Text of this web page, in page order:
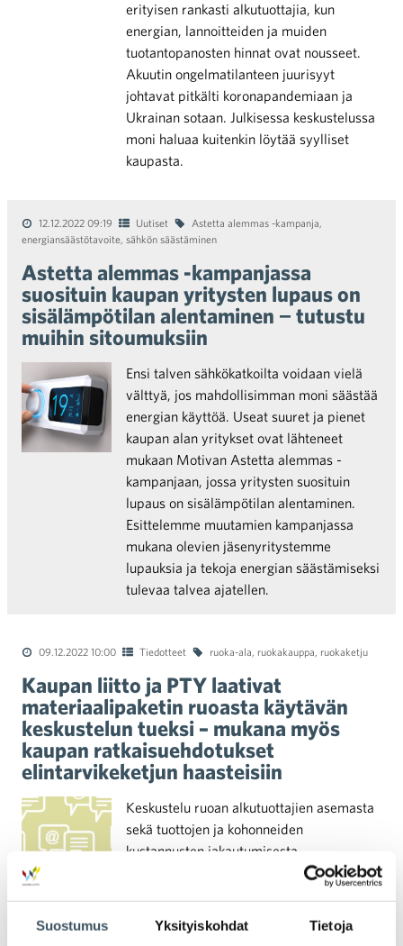
Suostumus Yksityiskohdat Tietoja
erityisen rankasti alkutuottajia, kun
energian, lannoitteiden ja muiden
tuotantopanosten hinnat ovat nousseet.
Akuutin ongelmatilanteen juurisyyt
johtavat pitkälti koronapandemiaan ja
Ukrainan sotaan. Julkisessa keskustelussa
moni haluaa kuitenkin löytää syylliset
kaupasta.
12.12.2022 09:19 Uutiset Astetta alemmas -kampanja,
energiansäästötavoite, sähkön säästäminen
Astetta alemmas -kampanjassa
suosituin kaupan yritysten lupaus on
sisälämpötilan alentaminen − tutustu
muihin sitoumuksiin
Ensi talven sähkökatkoilta voidaan vielä
välttyä, jos mahdollisimman moni säästää
energian käyttöä. Useat suuret ja pienet
kaupan alan yritykset ovat lähteneet
mukaan Motivan Astetta alemmas -
kampanjaan, jossa yritysten suosituin
lupaus on sisälämpötilan alentaminen.
Esittelemme muutamien kampanjassa
mukana olevien jäsenyritystemme
lupauksia ja tekoja energian säästämiseksi
tulevaa talvea ajatellen.
09.12.2022 10:00 Tiedotteet ruoka-ala, ruokakauppa, ruokaketju
Kaupan liitto ja PTY laativat
materiaalipaketin ruoasta käytävän
keskustelun tueksi – mukana myös
kaupan ratkaisuehdotukset
elintarvikeketjun haasteisiin
Keskustelu ruoan alkutuottajien asemasta
sekä tuottojen ja kohonneiden
kustannusten jakautumisesta
elintarvikeketjussa on kuluneen vuoden
näkökulmia ruokakeskusteluun -aineiston